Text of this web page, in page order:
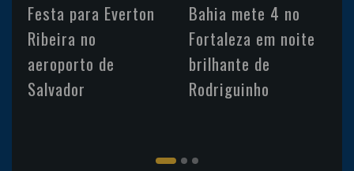
Festa para Everton
Ribeira no
aeroporto de
Salvador
Bahia mete 4 no
Fortaleza em noite
brilhante de
Rodriguinho